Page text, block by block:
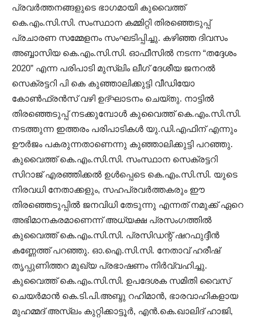
പ്രവർത്തനങ്ങളുടെ ഭാഗമായി കുവൈത്ത്
കെ.എം.സി.സി. സംസ്ഥാന കമ്മിറ്റി തിരഞ്ഞെടുപ്പ്
പ്രചാരണ സമ്മേളനം സംഘടിപ്പിച്ചു. കഴിഞ്ഞ ദിവസം
അബ്ബാസിയ കെ.എം.സി.സി. ഓഫീസിൽ നടന്ന “തദ്ദേശം
2020” എന്ന പരിപാടി മുസ്ലിം ലീഗ് ദേശീയ ജനറൽ
സെക്രട്ടറി പി കെ കുഞ്ഞാലിക്കുട്ടി വീഡിയോ
കോൺഫ്രൻസ് വഴി ഉദ്ഘാടനം ചെയ്തു. നാട്ടിൽ
തിരഞ്ഞെടുപ്പ് നടക്കുമ്പോൾ കുവൈത്ത് കെ.എം.സി.സി.
നടത്തുന്ന ഇത്തരം പരിപാടികൾ യു.ഡി.എഫിന് എന്നും
ഊർജം പകരുന്നതാണെന്നു കുഞ്ഞാലിക്കുട്ടി പറഞ്ഞു.
കുവൈത്ത് കെ.എം.സി.സി. സംസ്ഥാന സെക്രട്ടറി
സിറാജ് എരഞ്ഞിക്കൽ ഉൾപ്പെടെ കെ.എം.സി.സി. യുടെ
നിരവധി നേതാക്കളും, സഹപ്രവർത്തകരും ഈ
തിരഞ്ഞെടുപ്പിൽ ജനവിധി തേടുന്നു എന്നത് നമുക്ക് ഏറെ
അഭിമാനകരമാണെന്ന് അധ്യക്ഷ പ്രസംഗത്തിൽ
കുവൈത്ത് കെ.എം.സി.സി. പ്രസിഡന്റ് ഷറഫുദ്ദീൻ
കണ്ണേത്ത് പറഞ്ഞു. ഓ.ഐ.സി.സി. നേതാവ് ഹരീഷ്
തൃപ്പുണിത്തറ മുഖ്യ പ്രഭാഷണം നിർവ്വഹിച്ചു.
കുവൈത്ത് കെ.എം.സി.സി. ഉപദേശക സമിതി വൈസ്
ചെയർമാൻ കെ.ടി.പി.അബ്ദു റഹിമാൻ, ഭാരവാഹികളായ
മുഹമ്മദ് അസ്‌ലം കുറ്റിക്കാട്ടൂർ, എൻ.കെ.ഖാലിദ് ഹാജി,